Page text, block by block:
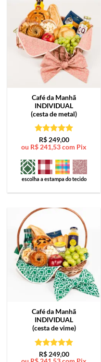
Café da Manhã
INDIVIDUAL
(cesta de metal)
Avaliação5
de 5
R$249,00
ou R$ 241,53com Pix
escolha a estampa do tecido
Café da Manhã
INDIVIDUAL
(cesta de vime)
Avaliação5
R$249,00